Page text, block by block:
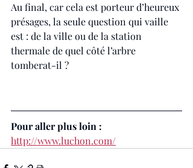
Au final, car cela est porteur d’heureux
présages, la seule question qui vaille
est : de la ville ou de la station
thermale de quel côté l’arbre
tomberat-il ?
Pour aller plus loin :
http://www.luchon.com/